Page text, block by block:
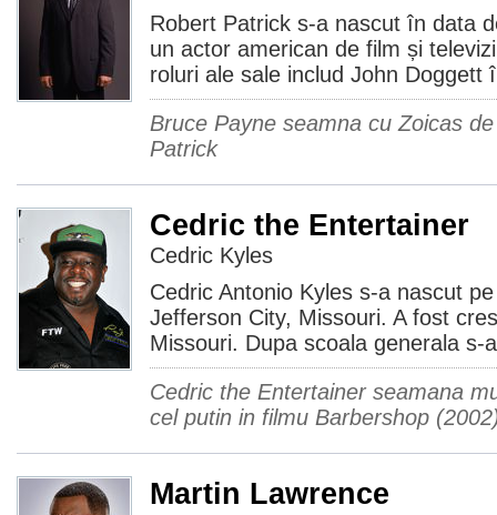
Robert Patrick s-a nascut în data
un actor american de film și
roluri ale sale includ John Doggett
Bruce Payne seamna cu Zoicas
Patrick
Cedric the Entertainer
Cedric Kyles
Cedric Antonio Kyles s-a nascut
Jefferson City, Missouri. A fost
Missouri. Dupa scoala generala s-
Cedric the Entertainer seamana
cel putin in filmu Barbershop
Martin Lawrence